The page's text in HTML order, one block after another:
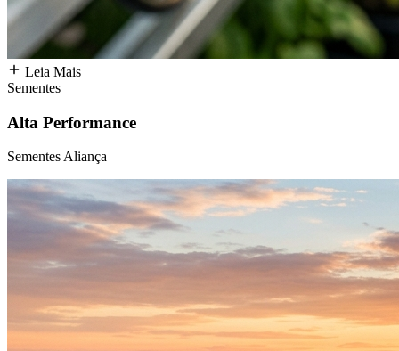
Leia Mais
Sementes
Alta Performance
Sementes Aliança